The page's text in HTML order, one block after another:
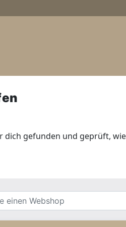
dich gefunden und geprüft,